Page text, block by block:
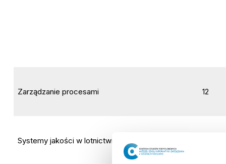
Zarządzanie procesami 12
Systemy jakości w lotnictwie